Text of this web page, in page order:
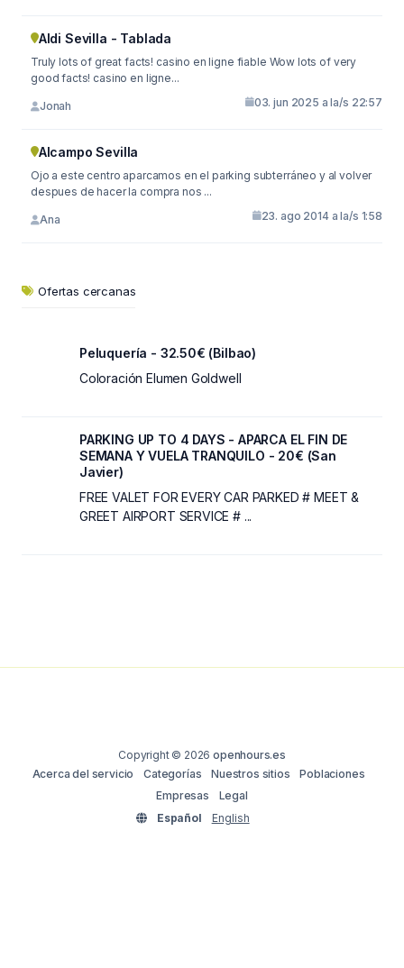
Aldi Sevilla - Tablada
Truly lots of great facts! casino en ligne fiable Wow lots of very
good facts! casino en ligne...
Jonah 03. jun 2025 a la/s 22:57
Alcampo Sevilla
Ojo a este centro aparcamos en el parking subterráneo y al volver
despues de hacer la compra nos ...
Ana 23. ago 2014 a la/s 1:58
Ofertas cercanas
Peluquería - 32.50€ (Bilbao)
Coloración Elumen Goldwell
PARKING UP TO 4 DAYS - APARCA EL FIN DE
SEMANA Y VUELA TRANQUILO - 20€ (San
Javier)
FREE VALET FOR EVERY CAR PARKED # MEET &
GREET AIRPORT SERVICE # ...
Copyright © 2026openhours.es
Acerca del servicio
Categorías Nuestros sitios
Poblaciones
Empresas
Legal
Español
English